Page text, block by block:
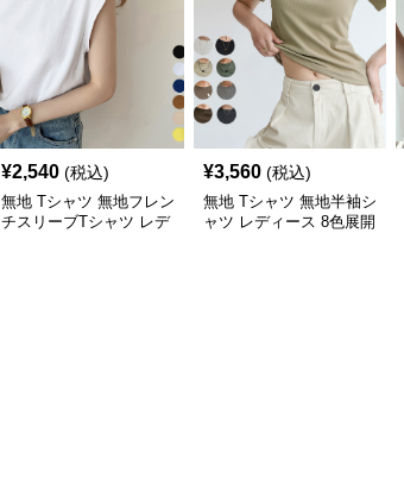
¥2,540 (税込)
無地 Tシャツ 無地フレン
チスリーブTシャツ レデ
¥3,560 (税込)
無地 Tシャツ 無地半袖シ
ャツ レディース 8色展開